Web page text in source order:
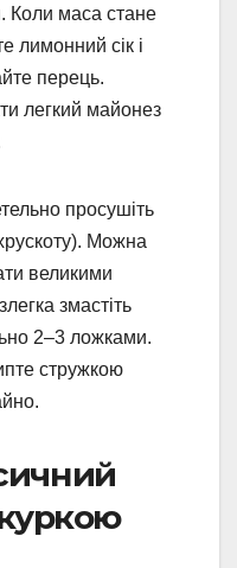
Коли маса стане
лимонний сік і
перець.
легкий майонез
просушіть
Можна
великими
змастіть
2–3 ложками.
стружкою